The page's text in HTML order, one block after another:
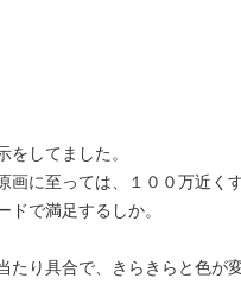
をしてました。
画に至っては、１００万近く
ドで満足するしか。
たり具合で、きらきらと色が